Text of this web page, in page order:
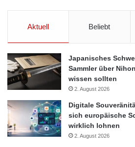
Landwirtschaft
Aktuell Beliebt
Japanisches
Sammler über
wissen sollten
2. August 2026
Digitale
sich europäische
wirklich lohnen
2. August 2026